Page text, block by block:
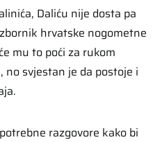
Daliću nije dosta pa
hrvatske nogometne
mu to poći za rukom
svjestan je da postoje i
razgovore kako bi